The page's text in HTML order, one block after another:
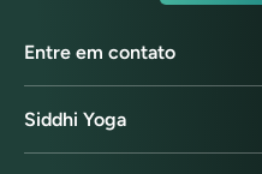
Entre em contato
Siddhi Yoga